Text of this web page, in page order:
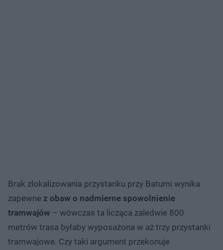
Brak zlokalizowania przystanku przy Batumi wynika
zapewne z obaw o nadmierne spowolnienie
tramwajów – wówczas ta licząca zaledwie 800
metrów trasa byłaby wyposażona w aż trzy przystanki
tramwajowe. Czy taki argument przekonuje